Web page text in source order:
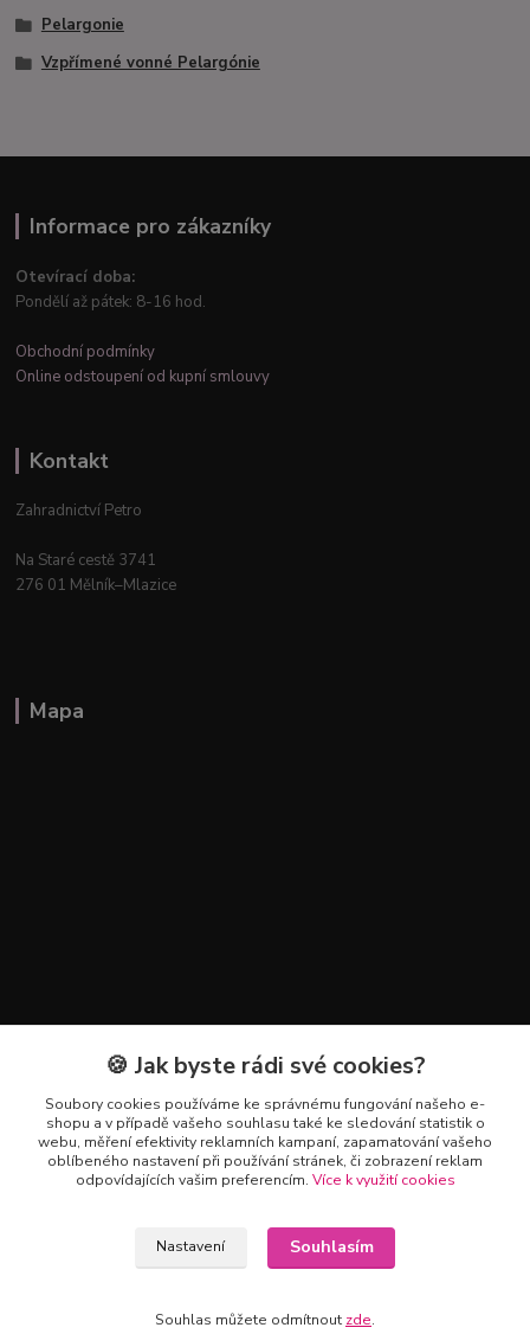
Pelargonie
Vzpřímené vonné Pelargónie
Informace pro zákazníky
Otevírací doba:
Pondělí až pátek: 8-16 hod.
Obchodní podmínky
Online odstoupení od kupní smlouvy
Kontakt
Zahradnictví Petro
Na Staré cestě 3741
276 01 Mělník–Mlazice
Mapa
Kontakty
+420 602 223 614
info@zahradnictvipetro.cz
🍪 Jak byste rádi své cookies?
Soubory cookies používáme ke správnému fungování našeho e-
shopu a v případě vašeho souhlasu také ke sledování statistik o
webu, měření efektivity reklamních kampaní, zapamatování vašeho
oblíbeného nastavení při používání stránek, či zobrazení reklam
odpovídajících vašim preferencím. Více k využití cookies
Nastavení Souhlasím
Souhlas můžete odmítnout zde.